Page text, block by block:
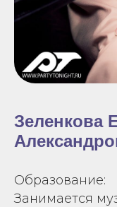
Зеленкова
Образование:
Занимается